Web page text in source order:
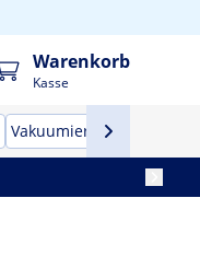
Warenkorb
Kasse
Vakuumierer